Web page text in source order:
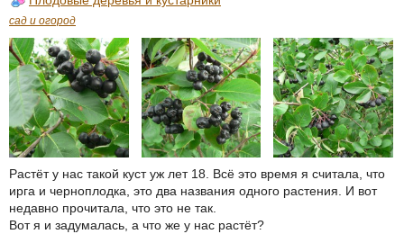
сад и огород
Растёт у нас такой куст уж лет 18. Всё это время я считала, что
ирга и черноплодка, это два названия одного растения. И вот
недавно прочитала, что это не так.
Вот я и задумалась, а что же у нас растёт?